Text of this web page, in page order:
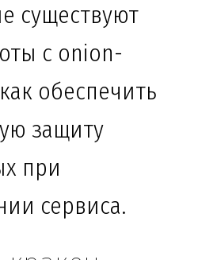
существуют
с onion-
обеспечить
защиту
при
сервиса.